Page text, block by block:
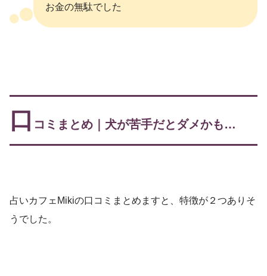
お金の無駄でした
口 コミまとめ｜犬が苦手だとダメかも…
占いカフェMikiの口コミまとめますと、特徴が２つありそ
うでした。